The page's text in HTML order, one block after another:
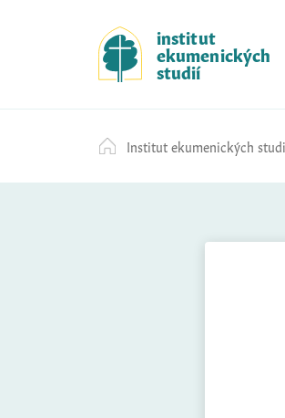
k
i
p
t
c
o
institut
ekumenických
studií
Institut ekumenických